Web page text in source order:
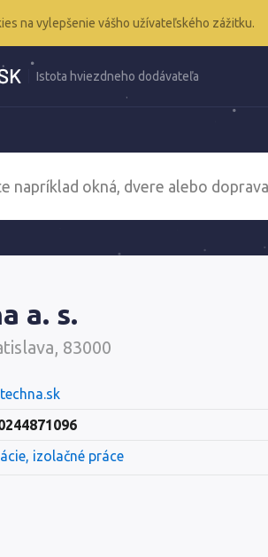
na vylepšenie vášho užívateľského zážitku.
Istota hviezdneho dodávateľa
a. s.
83000
izolačné práce